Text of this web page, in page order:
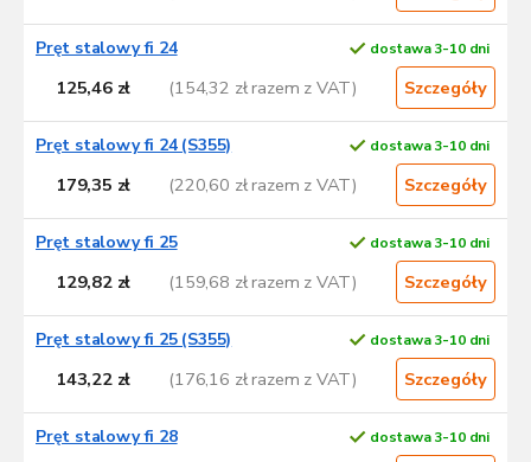
Pręt stalowy fi 24 dostawa 3-10 dni
125,46 zł (154,32 zł razem z VAT) Szczegóły
Pręt stalowy fi 24 (S355) dostawa 3-10 dni
179,35 zł (220,60 zł razem z VAT) Szczegóły
Pręt stalowy fi 25 dostawa 3-10 dni
129,82 zł (159,68 zł razem z VAT) Szczegóły
Pręt stalowy fi 25 (S355) dostawa 3-10 dni
143,22 zł (176,16 zł razem z VAT) Szczegóły
Pręt stalowy fi 28 dostawa 3-10 dni